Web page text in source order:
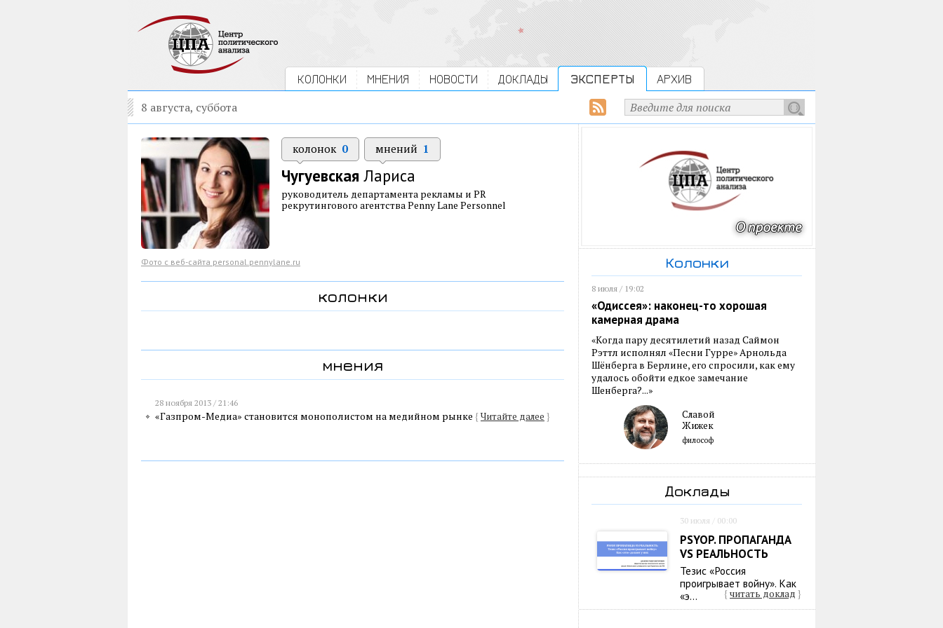
КОЛОНКИ МНЕНИЯ НОВОСТИ ДОКЛАДЫ ЭКСПЕРТЫ АРХИВ
8 августа, суббота
колонок 0 мнений 1
Чугуевская Лариса
руководитель департамента рекламы и PR
рекрутингового агентства Penny Lane Personnel
Фото с веб-сайта personal.pennylane.ru
колонки
мнения
28 ноября 2013 / 21:46
«Газпром-Медиа» становится монополистом на медийном рынке { Читайте далее }
Колонки
8 июля / 19:02
«Одиссея»: наконец-то хорошая
камерная драма
«Когда пару десятилетий назад Саймон
Рэттл исполнял «Песни Гурре» Арнольда
Шёнберга в Берлине, его спросили, как ему
удалось обойти едкое замечание
Шенберга?...»
Славой
Жижек
философ
Доклады
30 июля / 00:00
PSYOP. ПРОПАГАНДА
VS РЕАЛЬНОСТЬ
Тезис «Россия
проигрывает войну». Как
«э...
{ читать доклад }